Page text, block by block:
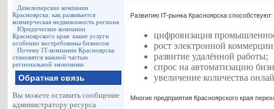
Девелоперские компании
Красноярска: как развивается
коммерческая недвижимость региона
Юридические компании
Красноярского края: какие услуги
особенно востребованы бизнесом
Почему IT-компании Красноярска
становятся важной частью
региональной экономики
Обратная связь
Вы можете оставить сообщение
администратору ресурса
Развитию IT-рынка Красноярска способствуют:
цифровизация
рост электронной
развитие удалённой работы;
спрос на автоматизацию
увеличение количества
Многие предприятия Красноярского края